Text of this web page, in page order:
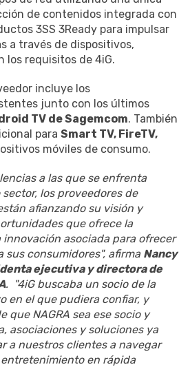
de contenidos integrada con
3SS 3Ready para impulsar
a través de dispositivos,
los requisitos de 4iG.
incluye los
junto con los últimos
TV de Sagemcom. También
para Smart TV, FireTV,
móviles de consumo.
a las que se enfrenta
los proveedores de
afianzando su visión y
que ofrece la
asociada para ofrecer
sus consumidores", afirma Nancy
ejecutiva y directora de
. "4iG buscaba un socio de la
en el que pudiera confiar, y
que NAGRA sea ese socio y
asociaciones y soluciones ya
a nuestros clientes a navegar
en rápida